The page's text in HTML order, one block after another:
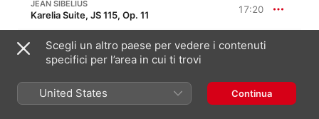
JEAN SIBELIUS
Karelia Suite, JS 115, Op. 11 17:20
I. Intermezzo
Göteborgs Symfoniker
Neeme Järvi
4:44
II. Ballade
Göteborgs Symfoniker
Neeme Järvi
Scegli un altro paese per vedere i contenuti
specifici per l’area in cui ti trovi
United States Continua